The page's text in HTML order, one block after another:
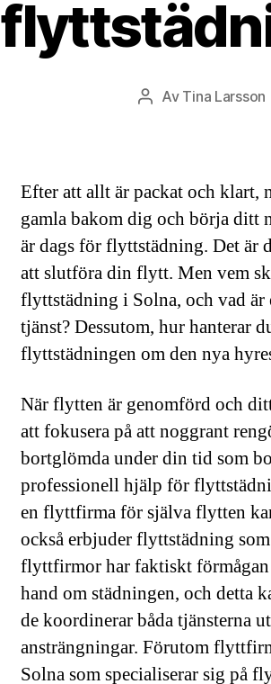
Inläggsförfattare
Av Tina Larsson
Efter att allt är packat och klart,
gamla bakom dig och börja ditt
är dags för flyttstädning. Det är
att slutföra din flytt. Men vem
flyttstädning i Solna, och vad
tjänst? Dessutom, hur hanterar
flyttstädningen om den nya
När flytten är genomförd och
att fokusera på att noggrant
bortglömda under din tid som
professionell hjälp för
en flyttfirma för själva flytten
också erbjuder flyttstädning
flyttfirmor har faktiskt
hand om städningen, och detta
de koordinerar båda tjänsterna
ansträngningar. Förutom
Solna som specialiserar sig på